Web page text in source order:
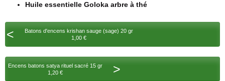
Huile essentielle Goloka arbre à thé
<
Batons d'encens krishan sauge (sage) 20 gr
1,00 €
Encens batons satya rituel sacré 15 gr
1,20 €
>